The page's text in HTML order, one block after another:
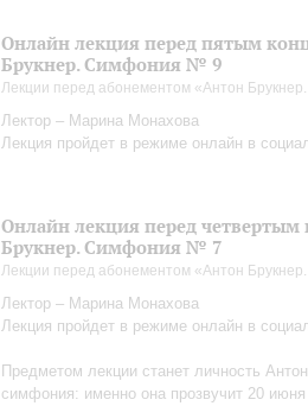
Онлайн лекция перед пятым
Брукнер. Симфония № 9
Лекции перед абонементом «Антон
Лектор – Марина Монахова
Лекция пройдет в режиме онлайн в
Онлайн лекция перед четвертым
Брукнер. Симфония № 7
Лекции перед абонементом «Антон
Лектор – Марина Монахова
Лекция пройдет в режиме онлайн в
Предметом лекции станет личность
симфония: именно она прозвучит 20